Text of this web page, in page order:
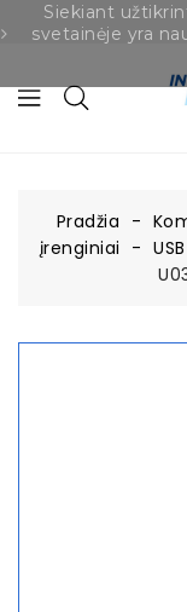
Pradžia
įrenginiai
Siekiant
svetainėje yra